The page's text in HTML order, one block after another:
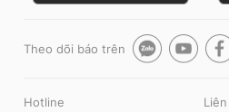
Theo dõi báo trên
Hotline